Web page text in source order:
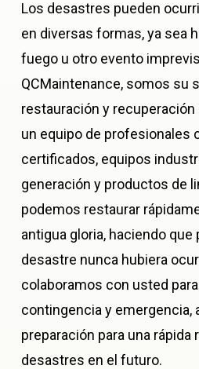
Los desastres pueden
en diversas formas, ya sea
fuego u otro evento
QCMaintenance, somos su
restauración y recuperación
un equipo de profesionales
certificados, equipos
generación y productos de
podemos restaurar
antigua gloria, haciendo que
desastre nunca hubiera
colaboramos con usted
contingencia y emergencia,
preparación para una rápida
desastres en el futuro.